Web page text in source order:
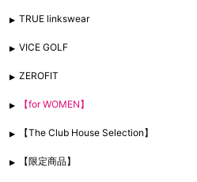
TRUE linkswear
VICE GOLF
ZEROFIT
【for WOMEN】
【The Club House Selection】
【限定商品】